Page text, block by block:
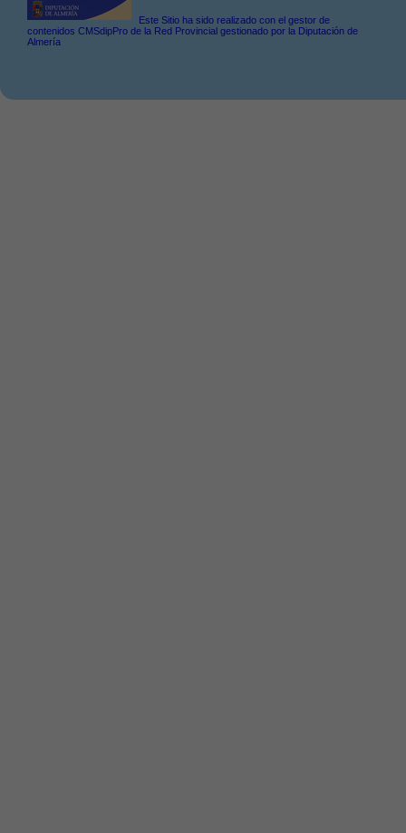
Este Sitio ha sido realizado con el gestor de
contenidos CMSdipPro de la Red Provincial gestionado por la Diputación de
Almería